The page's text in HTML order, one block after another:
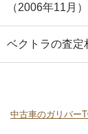
（2006年11月
ベクトラの査定
中古車のガリバー